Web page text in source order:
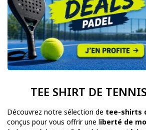
TEE SHIRT DE
Découvrez notre sélection de tee-shirts
conçus pour vous offrir une liberté de